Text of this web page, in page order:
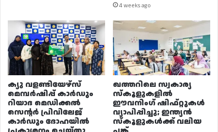
4 weeks ago
ക്യു വളണ്ടിയേഴ്‌സ്
മെമ്പർഷിപ്പ് കാർഡും
റിയാദ മെഡിക്കൽ
സെന്റർ പ്രിവിലേജ്
കാർഡും ദോഹയിൽ
ഖത്തറിലെ സ്വകാര്യ
സ്കൂളുകളിൽ
ഈവനിംഗ് ഷിഫ്റ്റുകൾ
വ്യാപിപ്പിച്ചു; ഇന്ത്യൻ
സ്കൂളുകൾക്ക് വലിയ